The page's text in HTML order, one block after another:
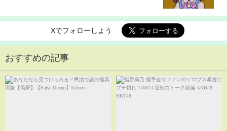
Xでフォローしよう
おすすめの記事